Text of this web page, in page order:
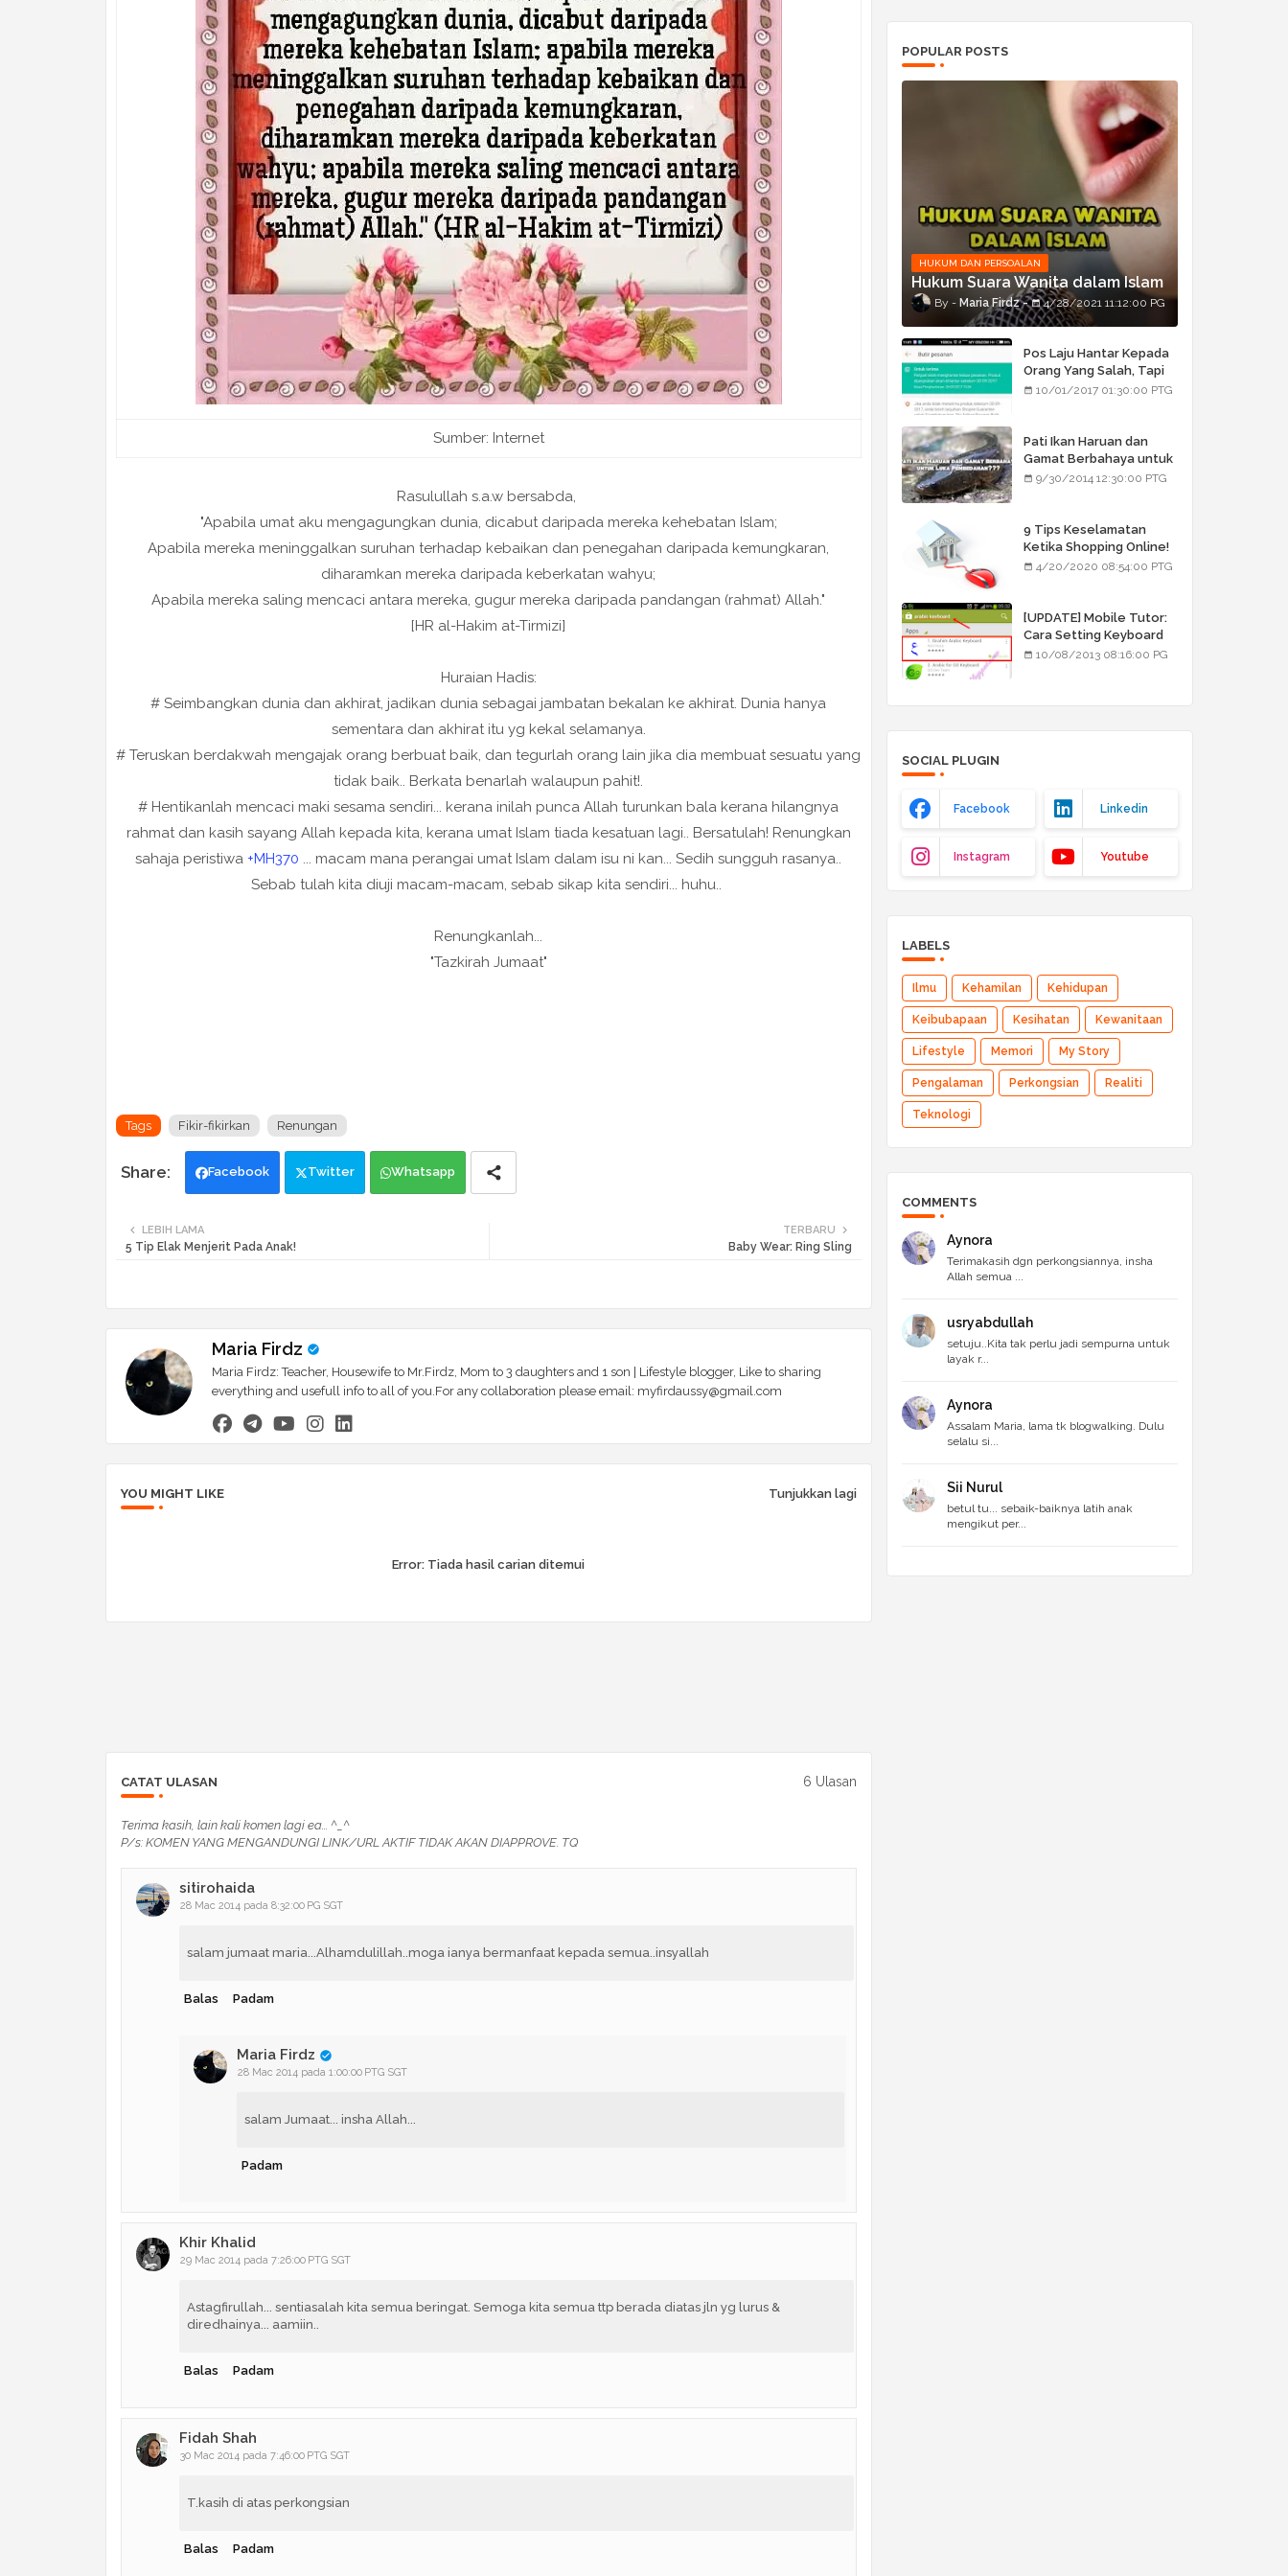
Sumber: Internet
Rasulullah s.a.w bersabda,
"Apabila umat aku mengagungkan dunia, dicabut daripada mereka kehebatan Islam;
Apabila mereka meninggalkan suruhan terhadap kebaikan dan penegahan daripada kemungkaran,
diharamkan mereka daripada keberkatan wahyu;
Apabila mereka saling mencaci antara mereka, gugur mereka daripada pandangan (rahmat) Allah."
[HR al-Hakim at-Tirmizi]
Huraian Hadis:
# Seimbangkan dunia dan akhirat, jadikan dunia sebagai jambatan bekalan ke akhirat. Dunia hanya
sementara dan akhirat itu yg kekal selamanya.
# Teruskan berdakwah mengajak orang berbuat baik, dan tegurlah orang lain jika dia membuat sesuatu yang
tidak baik.. Berkata benarlah walaupun pahit!.
# Hentikanlah mencaci maki sesama sendiri... kerana inilah punca Allah turunkan bala kerana hilangnya
rahmat dan kasih sayang Allah kepada kita, kerana umat Islam tiada kesatuan lagi.. Bersatulah! Renungkan
sahaja peristiwa +MH370 ... macam mana perangai umat Islam dalam isu ni kan... Sedih sungguh rasanya..
Sebab tulah kita diuji macam-macam, sebab sikap kita sendiri... huhu..
Renungkanlah...
"Tazkirah Jumaat"
Tags Fikir-fikirkan Renungan
Facebook Twitter Whatsapp
TERBARU
Baby Wear: Ring Sling
LEBIH LAMA
5 Tip Elak Menjerit Pada Anak!
Maria Firdz
Maria Firdz: Teacher, Housewife to Mr.Firdz, Mom to 3 daughters and 1 son | Lifestyle blogger, Like to sharing
everything and usefull info to all of you.For any collaboration please email: myfirdaussy@gmail.com
YOU MIGHT LIKE Tunjukkan lagi
Error: Tiada hasil carian ditemui
CATAT ULASAN 6 Ulasan
Terima kasih, lain kali komen lagi ea... ^_^
P/s: KOMEN YANG MENGANDUNGI LINK/URL AKTIF TIDAK AKAN DIAPPROVE. TQ
sitirohaida
28 Mac 2014 pada 8:32:00 PG SGT
salam jumaat maria...Alhamdulillah..moga ianya bermanfaat kepada semua..insyallah
Balas Padam
Maria Firdz
28 Mac 2014 pada 1:00:00 PTG SGT
salam Jumaat... insha Allah...
Padam
Khir Khalid
29 Mac 2014 pada 7:26:00 PTG SGT
Astagfirullah... sentiasalah kita semua beringat. Semoga kita semua ttp berada diatas jln yg lurus &
diredhainya... aamiin..
Balas Padam
Fidah Shah
30 Mac 2014 pada 7:46:00 PTG SGT
T.kasih di atas perkongsian
Balas Padam
POPULAR POSTS
HUKUM DAN PERSOALAN
Hukum Suara Wanita dalam Islam
Maria Firdz 4/28/2021 11:12:00 PG
Pos Laju Hantar Kepada
Orang Yang Salah, Tapi
Orang Tu Pula Terima
10/01/2017 01:30:00 PTG
Pati Ikan Haruan dan
Gamat Berbahaya untuk
Luka Pembedahan???
9/30/2014 12:30:00 PTG
9 Tips Keselamatan
Ketika Shopping Online!
4/20/2020 08:54:00 PTG
[UPDATE] Mobile Tutor:
Cara Setting Keyboard
Arab/Jawi
10/08/2013 08:16:00 PG
SOCIAL PLUGIN
Facebook Linkedin
Instagram Youtube
LABELS
Ilmu Kehamilan Kehidupan
Keibubapaan Kesihatan Kewanitaan
Lifestyle Memori My Story
Pengalaman Perkongsian Realiti
Teknologi
COMMENTS
Aynora
Terimakasih dgn perkongsiannya, insha
Allah semua ...
usryabdullah
setuju..Kita tak perlu jadi sempurna untuk
layak r...
Aynora
Assalam Maria, lama tk blogwalking. Dulu
selalu si...
Sii Nurul
betul tu... sebaik-baiknya latih anak
mengikut per...